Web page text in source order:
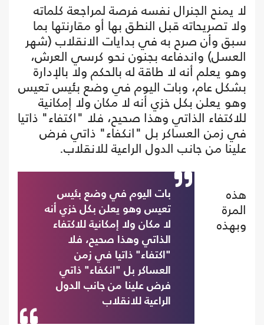
لا يمنح الجنرال نفسه فرصة لمراجعة كلماته
ولا تصريحاته قبل النطق بها أو مقارنتها بما
سبق وأن صرح به في بدايات الانقلاب (شهر
العسل) واندفاعه بجنون نحو كرسي العرش،
وهو يعلم أنه لا طاقة له بالحكم ولا بالإدارة
بشكل عام، وبات اليوم في وضع بئيس تعيس
وهو يعلن بكل خزي أنه لا مكان ولا إمكانية
للاكتفاء الذاتي وهذا صحيح، فلا "اكتفاء" ذاتيا
في زمن العساكر بل "انكفاء" ذاتي فرض
علينا من جانب الدول الراعية للانقلاب.
بات اليوم في وضع بئيس
تعيس وهو يعلن بكل خزي أنه
لا مكان ولا إمكانية للاكتفاء
الذاتي وهذا صحيح، فلا
"اكتفاء" ذاتيا في زمن
العساكر بل "انكفاء" ذاتي
فرض علينا من جانب الدول
الراعية للانقلاب
هذه
المرة
وبهذه